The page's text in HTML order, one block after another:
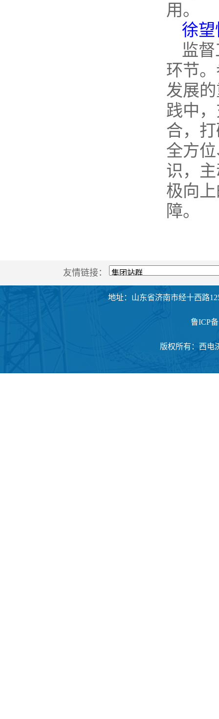
用。
徐
监
环节
发展
践中
合，
全方
识，
极向
障。
友情链接：
地址：山东省济南市经十西路
鲁ICP
版权所有：西电